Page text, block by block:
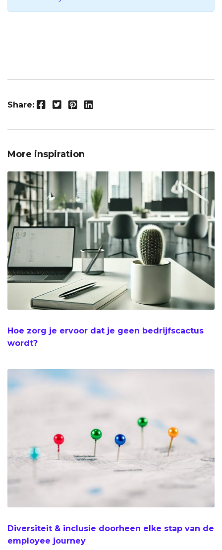
Share: Facebook
Twitter
Pinterest
LinkedIn
More inspiration
Hoe zorg je ervoor dat je geen bedrijfscactus
wordt?
Diversiteit & inclusie doorheen elke stap van de
employee journey